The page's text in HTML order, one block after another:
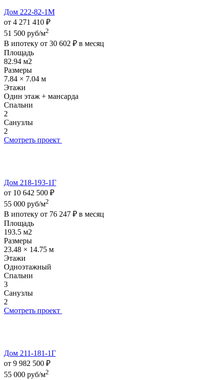
Дом 222-82-1М
от 4 271 410 ₽
51 500 руб/м2
В ипотеку от 30 602 ₽ в месяц
Площадь
82.94 м2
Размеры
7.84 × 7.04 м
Этажи
Один этаж + мансарда
Спальни
2
Санузлы
2
Смотреть проект
Дом 218-193-1Г
от 10 642 500 ₽
55 000 руб/м2
В ипотеку от 76 247 ₽ в месяц
Площадь
193.5 м2
Размеры
23.48 × 14.75 м
Этажи
Одноэтажный
Спальни
3
Санузлы
2
Смотреть проект
Дом 211-181-1Г
от 9 982 500 ₽
55 000 руб/м2